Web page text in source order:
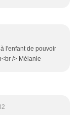
l'enfant de pouvoir
/> Mélanie